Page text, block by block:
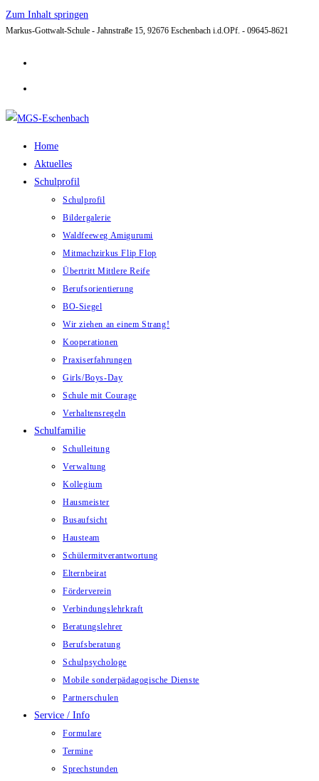
Zum Inhalt springen
Markus-Gottwalt-Schule - Jahnstraße 15, 92676 Eschenbach i.d.OPf. - 09645-8621
Home
Aktuelles
Schulprofil
Schulprofil
Bildergalerie
Waldfeeweg Amigurumi
Mitmachzirkus Flip Flop
Übertritt Mittlere Reife
Berufsorientierung
BO-Siegel
Wir ziehen an einem Strang!
Kooperationen
Praxiserfahrungen
Girls/Boys-Day
Schule mit Courage
Verhaltensregeln
Schulfamilie
Schulleitung
Verwaltung
Kollegium
Hausmeister
Busaufsicht
Hausteam
Schülermitverantwortung
Elternbeirat
Förderverein
Verbindungslehrkraft
Beratungslehrer
Berufsberatung
Schulpsychologe
Mobile sonderpädagogische Dienste
Partnerschulen
Service / Info
Formulare
Termine
Sprechstunden